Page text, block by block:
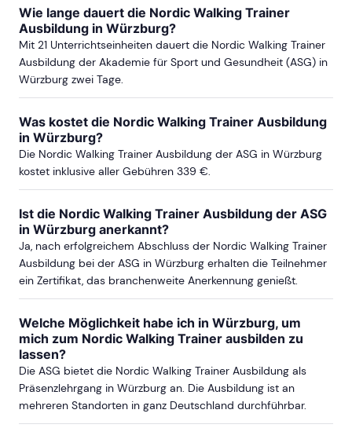
DARMSTADT
ab Sa, 12. Juni 2027
STUTTGART
ab Sa, 3. April 2027
MAINZ & WIESBADEN
ab Sa, 10. Oktober 2026
ab Sa, 9. Oktober 2027
ULM
ab Sa, 5. Juni 2027
Wie lange dauert die Nordic Walking Trainer
Ausbildung in Würzburg?
Mit 21 Unterrichtseinheiten dauert die Nordic Walking Trainer
Ausbildung der Akademie für Sport und Gesundheit (ASG) in
Würzburg zwei Tage.
Was kostet die Nordic Walking Trainer Ausbildung
in Würzburg?
Die Nordic Walking Trainer Ausbildung der ASG in Würzburg
kostet inklusive aller Gebühren 339 €.
Ist die Nordic Walking Trainer Ausbildung der ASG
in Würzburg anerkannt?
Ja, nach erfolgreichem Abschluss der Nordic Walking Trainer
Ausbildung bei der ASG in Würzburg erhalten die Teilnehmer
ein Zertifikat, das branchenweite Anerkennung genießt.
Welche Möglichkeit habe ich in Würzburg, um
mich zum Nordic Walking Trainer ausbilden zu
lassen?
Die ASG bietet die Nordic Walking Trainer Ausbildung als
Präsenzlehrgang in Würzburg an. Die Ausbildung ist an
mehreren Standorten in ganz Deutschland durchführbar.